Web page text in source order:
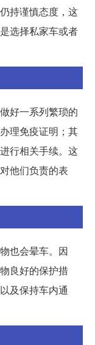
持谨慎态度，这
选择私家车或者
好一系列繁琐的
理免疫证明；其
行相关手续。这
他们负责的表
也会晕车。因
良好的保护措
及保持车内通